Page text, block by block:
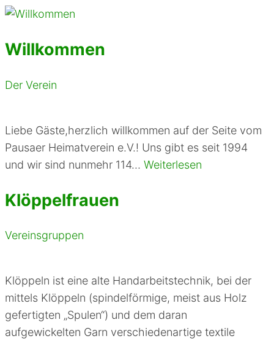
Willkommen
Der Verein
Liebe Gäste,herzlich willkommen auf der Seite vom
Pausaer Heimatverein e.V.! Uns gibt es seit 1994
und wir sind nunmehr 114… Weiterlesen
Klöppelfrauen
Vereinsgruppen
Klöppeln ist eine alte Handarbeitstechnik, bei der
mittels Klöppeln (spindelförmige, meist aus Holz
gefertigten „Spulen“) und dem daran
aufgewickelten Garn verschiedenartige textile